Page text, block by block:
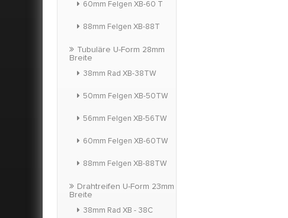
60mm Felgen XB-60 T
88mm Felgen XB-88T
Tubuläre U-Form 28mm
Breite
38mm Rad XB-38TW
50mm Felgen XB-50TW
56mm Felgen XB-56TW
60mm Felgen XB-60TW
88mm Felgen XB-88TW
Drahtreifen U-Form 23mm
Breite
38mm Rad XB - 38C